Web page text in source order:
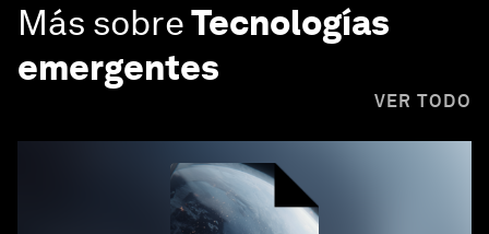
Más sobreTecnologías
emergentes
VER TODO